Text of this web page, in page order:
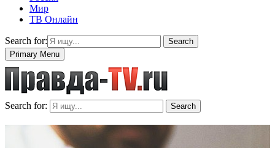
Мир
ТВ Онлайн
Search for:
Search
Primary Menu
Search for: Search